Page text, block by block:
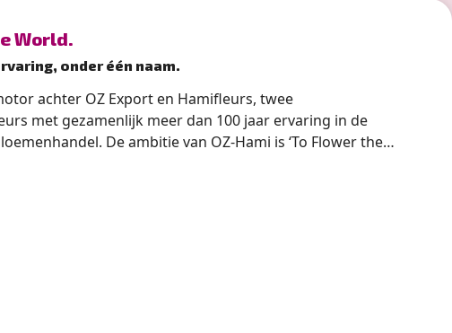
World.
onder één naam.
achter OZ Export en Hamifleurs, twee
met gezamenlijk meer dan 100 jaar ervaring in de
De ambitie van OZ-Hami is ‘To Flower the